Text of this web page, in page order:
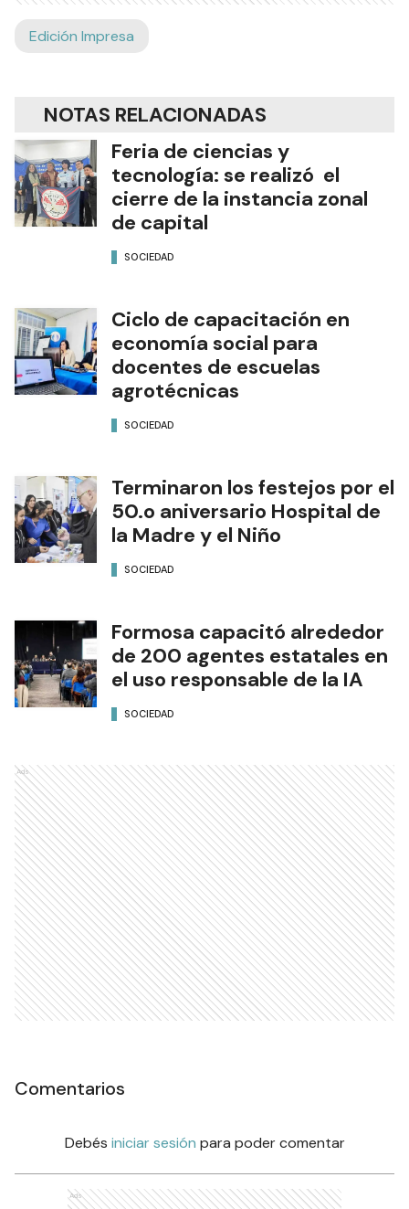
Edición Impresa
NOTAS RELACIONADAS
Feria de ciencias y
tecnología: se realizó el
cierre de la instancia zonal
de capital
SOCIEDAD
Ciclo de capacitación en
economía social para
docentes de escuelas
agrotécnicas
SOCIEDAD
Terminaron los festejos por el
50.o aniversario Hospital de
la Madre y el Niño
SOCIEDAD
Formosa capacitó alrededor
de 200 agentes estatales en
el uso responsable de la IA
SOCIEDAD
Ads
Comentarios
Debés iniciar sesión para poder comentar
Ads